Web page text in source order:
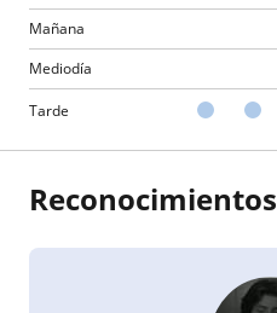
Mañana
Mediodía
Tarde
Reconocimientos